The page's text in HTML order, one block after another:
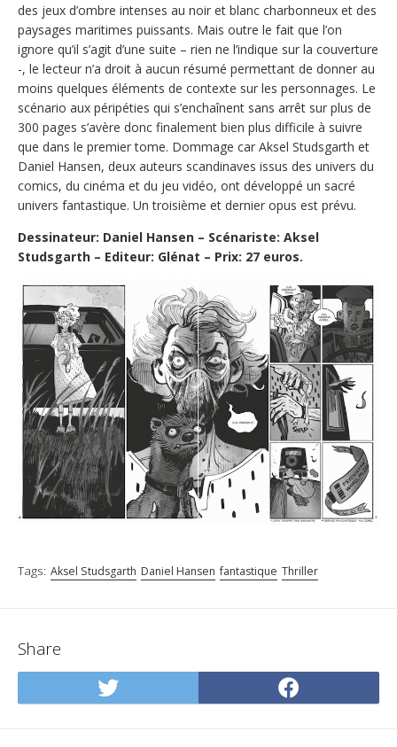
des jeux d’ombre intenses au noir et blanc charbonneux et des
paysages maritimes puissants. Mais outre le fait que l’on
ignore qu’il s’agit d’une suite – rien ne l’indique sur la couverture
-, le lecteur n’a droit à aucun résumé permettant de donner au
moins quelques éléments de contexte sur les personnages. Le
scénario aux péripéties qui s’enchaînent sans arrêt sur plus de
300 pages s’avère donc finalement bien plus difficile à suivre
que dans le premier tome. Dommage car Aksel Studsgarth et
Daniel Hansen, deux auteurs scandinaves issus des univers du
comics, du cinéma et du jeu vidéo, ont développé un sacré
univers fantastique. Un troisième et dernier opus est prévu.
Dessinateur: Daniel Hansen – Scénariste: Aksel
Studsgarth – Editeur: Glénat – Prix: 27 euros.
Tags: Aksel Studsgarth Daniel Hansen fantastique Thriller
Share
Share
on
on